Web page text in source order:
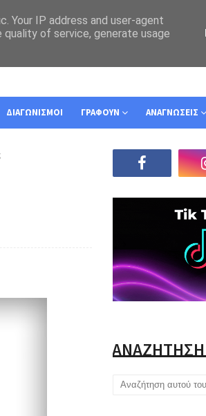
ΔΙΑΓΩΝΙΣΜΟΙ ΓΡΑΦΟΥΝ ΑΝΑΓΝΩΣΕΙΣ
ΑΝΑΖΗΤΗΣΗ
Your IP address and user-agent
of service, generate usage